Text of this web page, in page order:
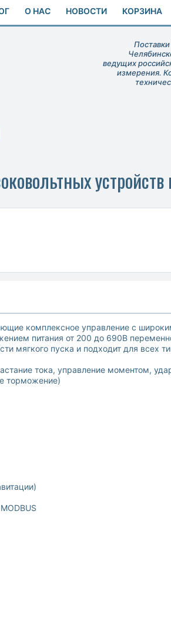
О НАС НОВОСТИ КОРЗИНА
ведущих
измерения.
устройств
комплексное управление с
питания от 200 до 690В
мягкого пуска и подходит для всех
тока, управление моментом,
торможение)